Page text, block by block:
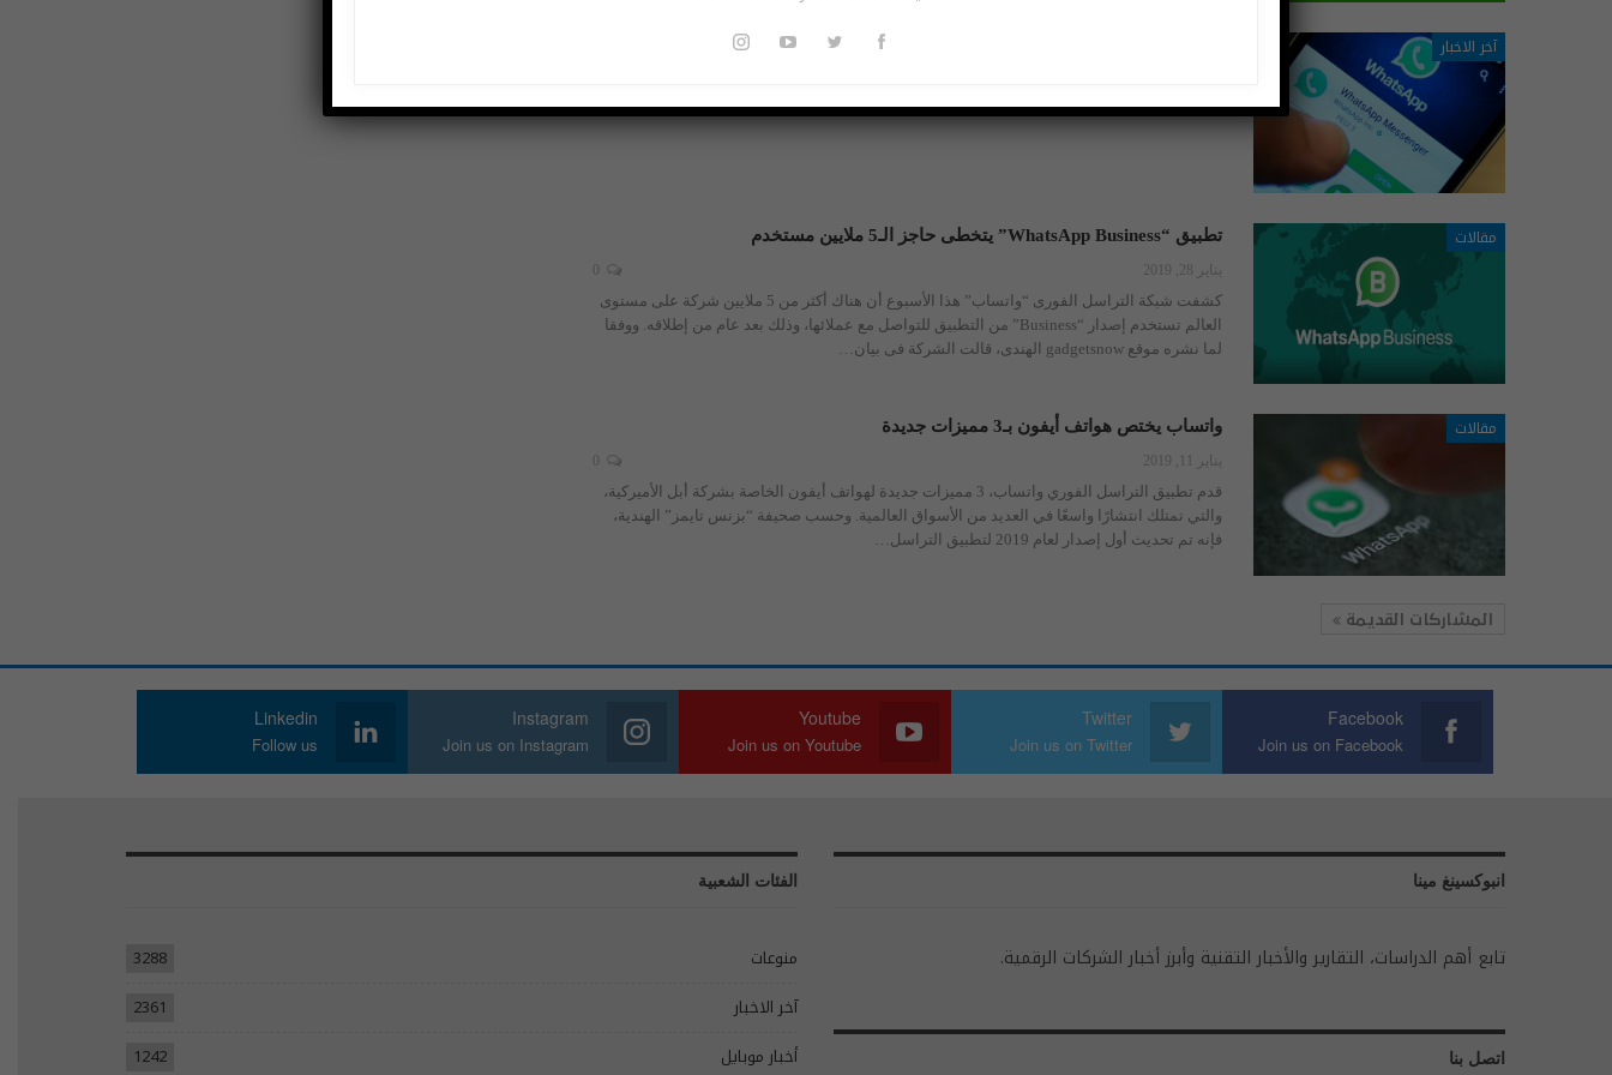
آخر الاخبار
مقالات تطبيق “WhatsApp Business” يتخطى حاجز الـ5 ملايين مستخدم
يناير 28, 2019
كشفت شبكة التراسل الفورى “واتساب” هذا الأسبوع أن هناك أكثر من 5 ملايين شركة على مستوى
العالم تستخدم إصدار “Business” من التطبيق للتواصل مع عملائها، وذلك بعد عام من إطلاقه. ووفقا
لما نشره موقع gadgetsnow الهندى، قالت الشركة فى بيان
…
مقالات واتساب يختص هواتف أيفون بـ3 مميزات جديدة
يناير 11, 2019
قدم تطبيق التراسل الفوري واتساب، 3 مميزات جديدة لهواتف أيفون الخاصة بشركة أبل الأميركية،
والتي تمتلك انتشارًا واسعًا في العديد من الأسواق العالمية. وحسب صحيفة “بزنس تايمز” الهندية،
فإنه تم تحديث أول إصدار لعام 2019 لتطبيق التراسل
…
المشاركات القديمة
Facebook
Join us on Facebook
Twitter
Join us on Twitter
Youtube
Join us on Youtube
Instagram
Join us on Instagram
Linkedin
Follow us
انبوكسينغ مينا
تابع أهم الدراسات، التقارير والأخبار التقنية وأبرز أخبار الشركات الرقمية.
اتصل بنا
الفئات الشعبية
منوعات
3288
آخر الاخبار
2361
أخبار موبايل
1242